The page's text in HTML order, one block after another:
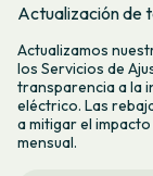
Actualización de
Actualizamos
los Servicios de
transparencia a la
eléctrico. Las
a mitigar el
mensual.